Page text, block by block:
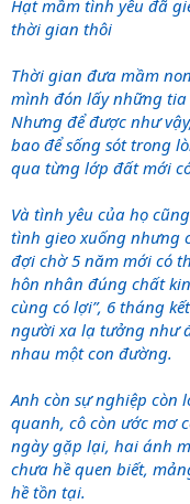
Hạt mầm tình yêu đã
thời gian thôi
Thời gian đưa mầm
mình đón lấy những
Nhưng để được như
bao để sống sót trong
qua từng lớp đất mới
Và tình yêu của họ
tình gieo xuống nhưng
đợi chờ 5 năm mới có
hôn nhân đúng chất
cùng có lợi”, 6 tháng
người xa lạ tưởng như
nhau một con đường.
Anh còn sự nghiệp
quanh, cô còn ước mơ
ngày gặp lại, hai ánh
chưa hề quen biết,
hề tồn tại.